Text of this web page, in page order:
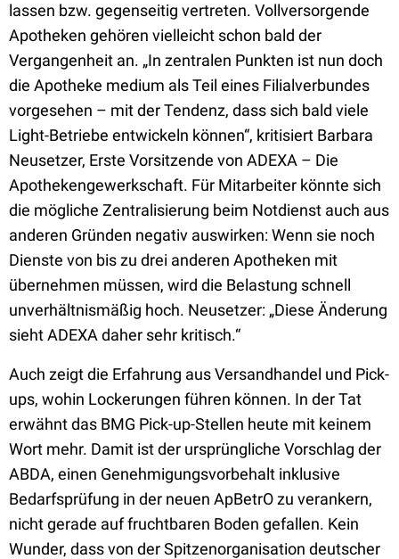
lassen bzw. gegenseitig vertreten. Vollversorgende
Apotheken gehören vielleicht schon bald der
Vergangenheit an. „In zentralen Punkten ist nun doch
die Apotheke medium als Teil eines Filialverbundes
vorgesehen – mit der Tendenz, dass sich bald viele
Light-Betriebe entwickeln können“, kritisiert Barbara
Neusetzer, Erste Vorsitzende von ADEXA – Die
Apothekengewerkschaft. Für Mitarbeiter könnte sich
die mögliche Zentralisierung beim Notdienst auch aus
anderen Gründen negativ auswirken: Wenn sie noch
Dienste von bis zu drei anderen Apotheken mit
übernehmen müssen, wird die Belastung schnell
unverhältnismäßig hoch. Neusetzer: „Diese Änderung
sieht ADEXA daher sehr kritisch.“
Auch zeigt die Erfahrung aus Versandhandel und Pick-
ups, wohin Lockerungen führen können. In der Tat
erwähnt das BMG Pick-up-Stellen heute mit keinem
Wort mehr. Damit ist der ursprüngliche Vorschlag der
ABDA, einen Genehmigungsvorbehalt inklusive
Bedarfsprüfung in der neuen ApBetrO zu verankern,
nicht gerade auf fruchtbaren Boden gefallen. Kein
Wunder, dass von der Spitzenorganisation deutscher